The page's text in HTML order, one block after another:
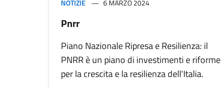
NOTIZIE 6 MARZO 2024
Pnrr
Piano Nazionale Ripresa e Resilienza: il
PNRR è un piano di investimenti e riforme
per la crescita e la resilienza dell'Italia.